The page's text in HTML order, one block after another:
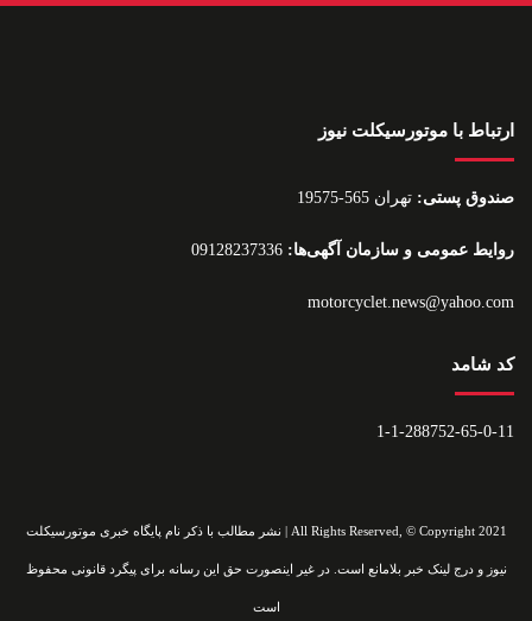
ارتباط با موتورسیکلت نیوز
صندوق پستی: تهران 565-19575
روایط عمومی و سازمان آگهی‌ها:
motorcyclet.news@yahoo.com
کد شامد
1-1-288752-65-0-11
All Rights Reserved, © Copyright 2021 | نشر مطالب با ذکر نام پایگاه خبری موتورسیکلت
نیوز و درج لینک خبر بلامانع است. در غیر اینصورت حق این رسانه برای پیگرد قانونی محفوظ
است